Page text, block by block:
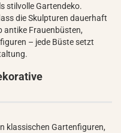
stilvolle Gartendeko.
die Skulpturen dauerhaft
antike Frauenbüsten,
– jede Büste setzt
klassischen Gartenfiguren,